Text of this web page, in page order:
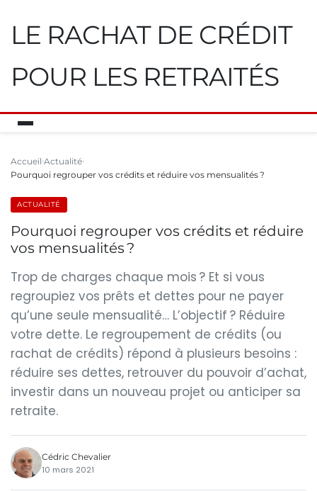
LE RACHAT DE CRÉDIT
POUR LES RETRAITÉS
Accueil Actualité
Pourquoi regrouper vos crédits et réduire vos mensualités ?
ACTUALITÉ
Pourquoi regrouper vos crédits et réduire
vos mensualités ?
Trop de charges chaque mois ? Et si vous
regroupiez vos prêts et dettes pour ne payer
qu’une seule mensualité… L’objectif ? Réduire
votre dette. Le regroupement de crédits (ou
rachat de crédits) répond à plusieurs besoins :
réduire ses dettes, retrouver du pouvoir d’achat,
investir dans un nouveau projet ou anticiper sa
retraite.
Cédric Chevalier
10 mars 2021